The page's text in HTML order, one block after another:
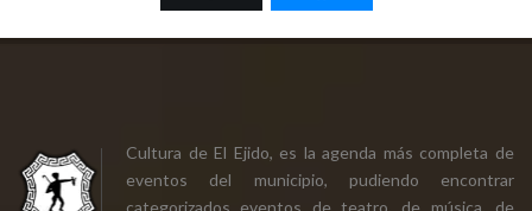
Cultura de El Ejido, es la agenda más completa de
eventos del municipio, pudiendo encontrar
categorizados eventos de teatro, de música, de